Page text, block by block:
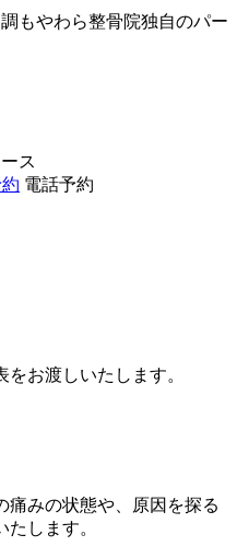
電話予約
お渡しいたします。
痛みの状態や、原因を探る
します。